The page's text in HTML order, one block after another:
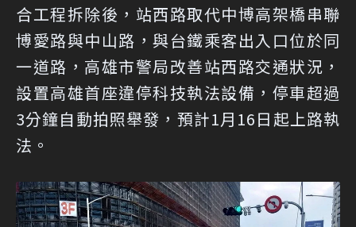
合工程拆除後，站西路取代中博高架橋串聯
博愛路與中山路，與台鐵乘客出入口位於同
一道路，高雄市警局改善站西路交通狀況，
設置高雄首座違停科技執法設備，停車超過
3分鐘自動拍照舉發，預計1月16日起上路執
法。